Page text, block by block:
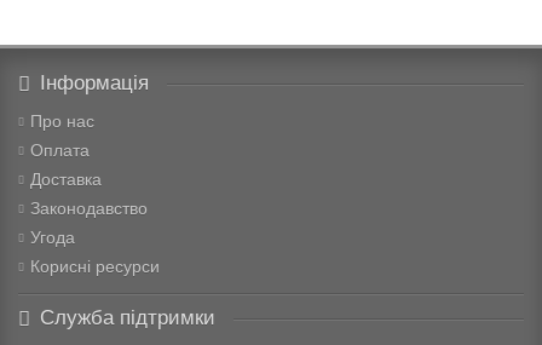
Інформація
Про нас
Оплата
Доставка
Законодавство
Угода
Корисні ресурси
Служба підтримки